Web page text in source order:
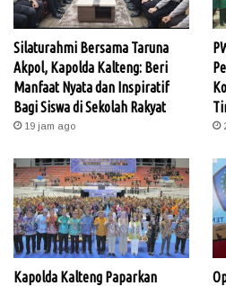
Silaturahmi Bersama Taruna
Akpol, Kapolda Kalteng: Beri
Manfaat Nyata dan Inspiratif
Bagi Siswa di Sekolah Rakyat
19 jam ago
Kapolda Kalteng Paparkan